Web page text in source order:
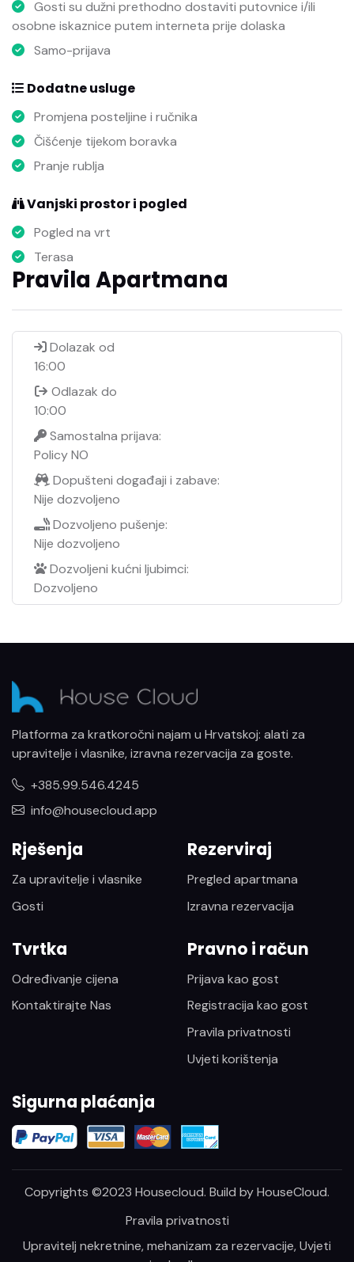
Gosti su dužni prethodno dostaviti putovnice i/ili
osobne iskaznice putem interneta prije dolaska
Samo-prijava
Dodatne usluge
Promjena posteljine i ručnika
Čišćenje tijekom boravka
Pranje rublja
Vanjski prostor i pogled
Pogled na vrt
Terasa
Pravila Apartmana
Dolazak od
16:00
Odlazak do
10:00
Samostalna prijava:
Policy NO
Dopušteni događaji i zabave:
Nije dozvoljeno
Dozvoljeno pušenje:
Nije dozvoljeno
Dozvoljeni kućni ljubimci:
Dozvoljeno
Platforma za kratkoročni najam u Hrvatskoj: alati za
upravitelje i vlasnike, izravna rezervacija za goste.
+385.99.546.4245
info@housecloud.app
Rješenja
Za upravitelje i vlasnike
Gosti
Rezerviraj
Pregled apartmana
Izravna rezervacija
Tvrtka
Određivanje cijena
Kontaktirajte Nas
Pravno i račun
Prijava kao gost
Registracija kao gost
Pravila privatnosti
Uvjeti korištenja
Sigurna plaćanja
Copyrights ©2023 Housecloud. Build byHouseCloud.
Pravila privatnosti
Upravitelj nekretnine, mehanizam za rezervacije, Uvjeti